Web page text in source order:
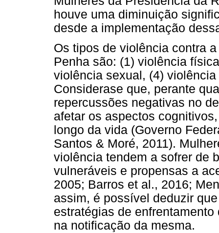
houve uma diminuição
desde a implementação
Os tipos de violência contra
Penha são: (1) violência
violência sexual, (4)
Considerase que, perante
repercussões negativas no
afetar os aspectos
longo da vida (Governo
Santos & Moré, 2011).
violência tendem a sofrer de
vulneráveis e propensas a
2005; Barros et al., 2016;
assim, é possível deduzir
estratégias de
na notificação da mesma.